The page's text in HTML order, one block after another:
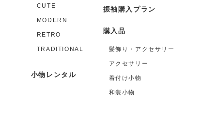
CUTE
MODERN
RETRO
TRADITIONAL
小物レンタル
振袖購入プラン
購入品
髪飾り・アクセサリー
アクセサリー
着付け小物
和装小物